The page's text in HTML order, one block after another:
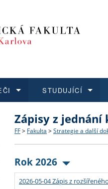
Struktura a historie
Strategie a další
Podpora a benefity pro
Co studovat a jak se
Učitelské studijní
Informace k průběhu
STUDUJÍCÍ
Bakalářské a magisterské
Doktorské studium
Rigorózní řízení
O vědě a výzkumu na FF
Akademické kvalifikace
Granty a projekty
Aktuální nabídky a
Vyjíždějící studenti
Přijíždějící studenti
Zápisy z jednání
FF > Fakulta > Strategie a další
Rok 2026
2026-05-04 Zápis z